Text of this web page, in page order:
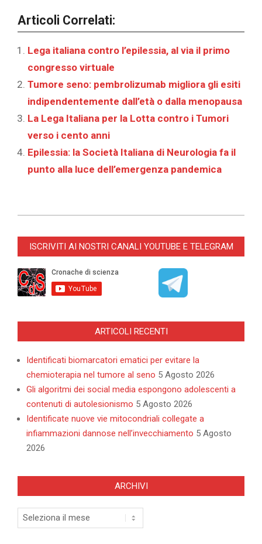
Articoli Correlati:
Lega italiana contro l’epilessia, al via il primo
congresso virtuale
Tumore seno: pembrolizumab migliora gli esiti
indipendentemente dall’età o dalla menopausa
La Lega Italiana per la Lotta contro i Tumori
verso i cento anni
Epilessia: la Società Italiana di Neurologia fa il
punto alla luce dell’emergenza pandemica
03-
ISCRIVITI AI NOSTRI CANALI YOUTUBE E TELEGRAM
ARTICOLI RECENTI
Identificati biomarcatori ematici per evitare la
chemioterapia nel tumore al seno 5 Agosto 2026
Gli algoritmi dei social media espongono adolescenti a
contenuti di autolesionismo 5 Agosto 2026
Identificate nuove vie mitocondriali collegate a
infiammazioni dannose nell’invecchiamento 5 Agosto
2026
ARCHIVI
Archivi